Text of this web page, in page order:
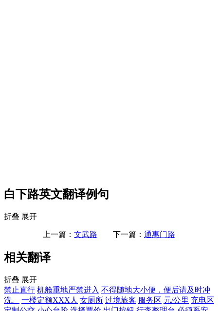
白下路英文翻译例句
折叠 展开
上一篇： 文武路 下一篇： 通惠门路
相关翻译
折叠 展开
禁止直行 机舱重地严禁进入 不得随地大小便，便后请及时冲
洗。
一楼定额XXX人 女厕所 过境旅客 服务区 元/公里 充电区